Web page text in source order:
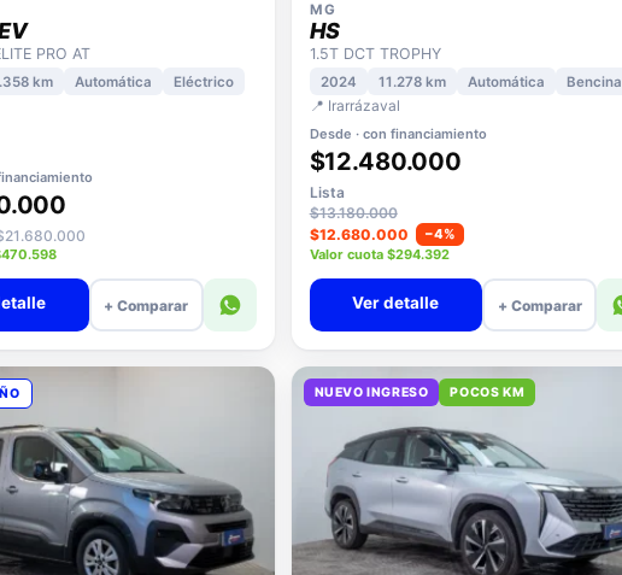
PRO AT
km Automática Eléctrico
+ Comparar
MG
HS
1.5T DCT TROPHY
2024 11.278 km Automática Bencina
📍 Irarrázaval
Desde · con financiamiento
$12.480.000
Lista
$13.180.000
$12.680.000
−4%
Valor cuota $294.392
Ver detalle + Comparar
NUEVO INGRESO POCOS KM